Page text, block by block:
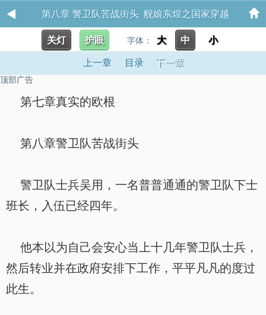
第八章 警卫队苦战街头 舰娘东煌之国家穿越
关灯 护眼 字体： 大 中 小
上一章 目录 下一章
顶部广告
第七章真实的欧根
第八章警卫队苦战街头
警卫队士兵吴用，一名普普通通的警卫队下士
班长，入伍已经四年。
他本以为自己会安心当上十几年警卫队士兵，
然后转业并在政府安排下工作，平平凡凡的度过
此生。